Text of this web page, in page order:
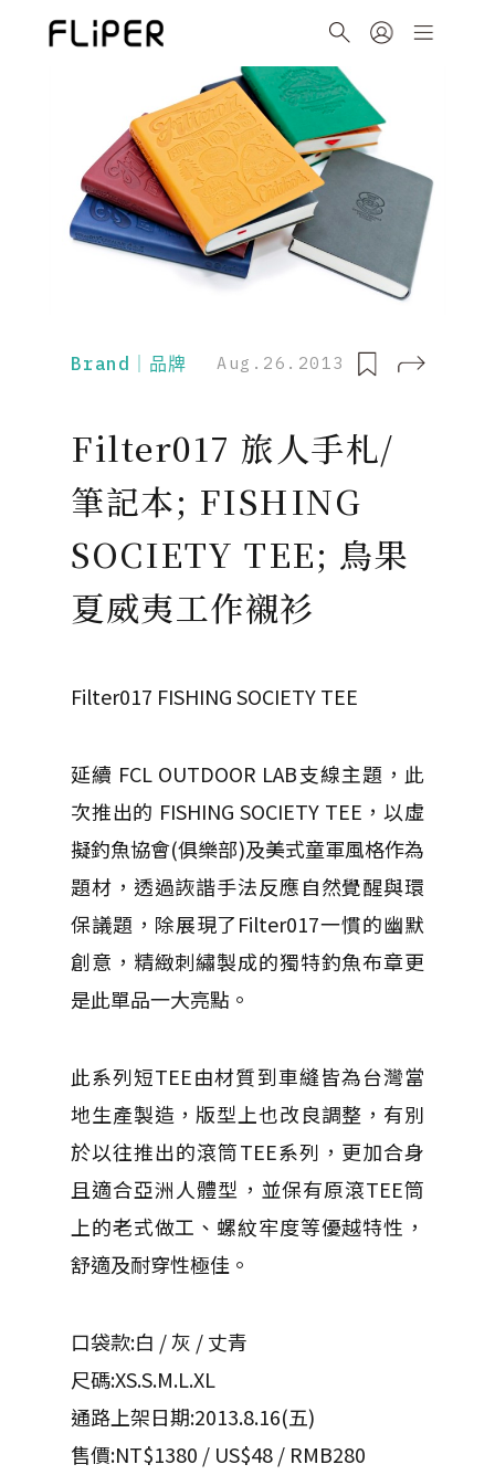
Brand｜品牌 Aug.26.2013
Filter017 旅人手札/
筆記本; FISHING
SOCIETY TEE; 鳥果
夏威夷工作襯衫
Filter017 FISHING SOCIETY TEE
延續 FCL OUTDOOR LAB支線主題，此
次推出的 FISHING SOCIETY TEE，以虛
擬釣魚協會(俱樂部)及美式童軍風格作為
題材，透過詼諧手法反應自然覺醒與環
保議題，除展現了Filter017一慣的幽默
創意，精緻刺繡製成的獨特釣魚布章更
是此單品一大亮點。
此系列短TEE由材質到車縫皆為台灣當
地生產製造，版型上也改良調整，有別
於以往推出的滾筒TEE系列，更加合身
且適合亞洲人體型，並保有原滾TEE筒
上的老式做工、螺紋牢度等優越特性，
舒適及耐穿性極佳。
口袋款:白 / 灰 / 丈青
尺碼:XS.S.M.L.XL
通路上架日期:2013.8.16(五)
售價:NT$1380 / US$48 / RMB280